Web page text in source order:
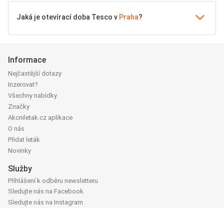
Jaká je otevírací doba Tesco v Praha?
Informace
Nejčastější dotazy
Inzerovat?
Všechny nabídky
Značky
Akcniletak.cz aplikace
O nás
Přidat leták
Novinky
Služby
Přihlášení k odběru newsletteru
Sledujte nás na Facebook
Sledujte nás na Instagram